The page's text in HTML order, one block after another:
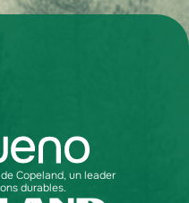
Copeland, un leader
durables.